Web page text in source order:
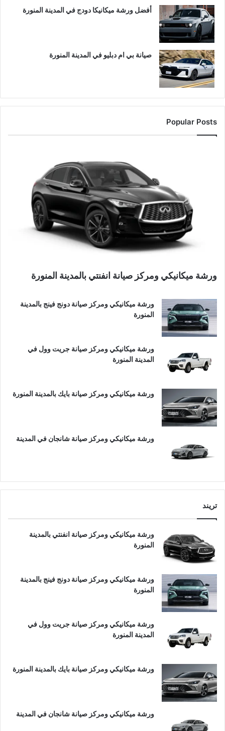
أفضل ورشة ميكانيكا دودج في المدينة المنورة
صيانة بي ام دبليو في المدينة المنورة
Popular Posts
ورشة ميكانيكي ومركز صيانة انفنتي بالمدينة المنورة
ورشة ميكانيكي ومركز صيانة دونج فينج بالمدينة
المنورة
ورشة ميكانيكي ومركز صيانة جريت وول في
المدينة المنورة
ورشة ميكانيكي ومركز صيانة بايك بالمدينة المنورة
ورشة ميكانيكي ومركز صيانة شانجان في المدينة
تريند
ورشة ميكانيكي ومركز صيانة انفنتي بالمدينة
المنورة
ورشة ميكانيكي ومركز صيانة دونج فينج بالمدينة
المنورة
ورشة ميكانيكي ومركز صيانة جريت وول في
المدينة المنورة
ورشة ميكانيكي ومركز صيانة بايك بالمدينة المنورة
ورشة ميكانيكي ومركز صيانة شانجان في المدينة